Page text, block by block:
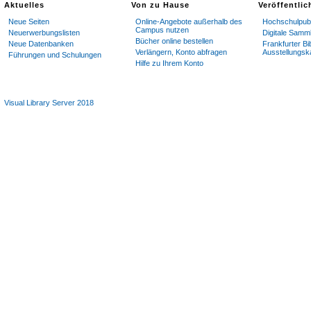
Aktuelles
Neue Seiten
Neuerwerbungslisten
Neue Datenbanken
Führungen und Schulungen
Von zu Hause
Online-Angebote außerhalb des
Campus nutzen
Bücher online bestellen
Verlängern, Konto abfragen
Hilfe zu Ihrem Konto
Digitale
Frankfurter
Visual Library Server 2018